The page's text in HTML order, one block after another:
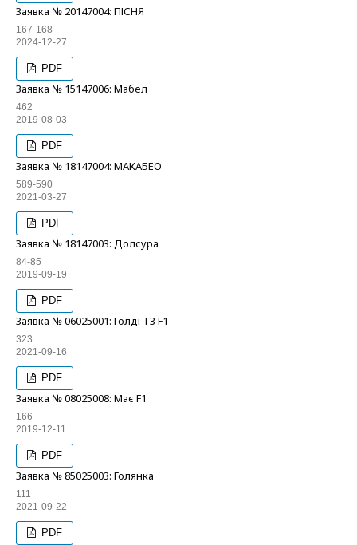
Заявка № 20147004: ПІСНЯ
167-168
2024-12-27
PDF
Заявка № 15147006: Мабел
462
2019-08-03
PDF
Заявка № 18147004: МАКАБЕО
589-590
2021-03-27
PDF
Заявка № 18147003: Долсура
84-85
2019-09-19
PDF
Заявка № 06025001: Голді ТЗ F1
323
2021-09-16
PDF
Заявка № 08025008: Має F1
166
2019-12-11
PDF
Заявка № 85025003: Голянка
111
2021-09-22
PDF